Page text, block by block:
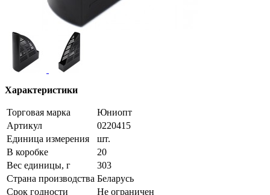
Характеристики
Торговая марка
Юниопт
Артикул
0220415
Единица измерения
шт.
В коробке
20
Вес единицы, г
303
Страна производства Беларусь
Срок годности
Не ограничен